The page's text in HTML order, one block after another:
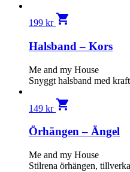
199 kr shopping_cart
Halsband – Kors
Me and my House
Snyggt halsband med
149 kr shopping_cart
Örhängen – Ängel
Me and my House
Stilrena örhängen,